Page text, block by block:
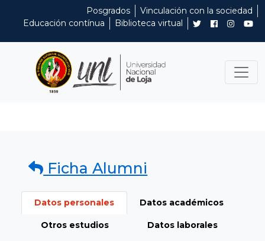
Posgrados
Vinculación con la sociedad
Educación contínua
Biblioteca virtual
Ficha Alumni
Datos personales Datos académicos
Otros estudios Datos laborales